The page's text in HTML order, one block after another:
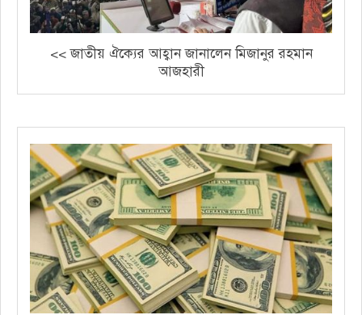
<< জাতীয় ঐক্যের আহ্বান জানালেন মিজানুর রহমান
আজহারী